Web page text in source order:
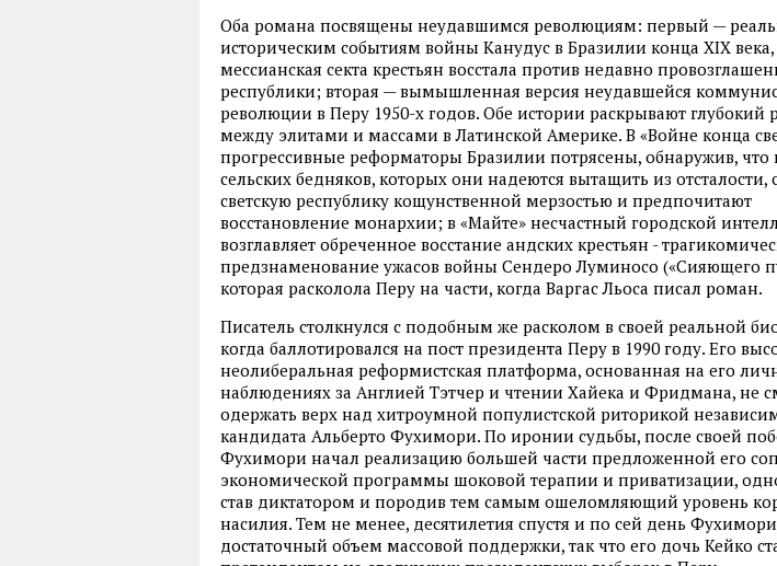
Оба романа посвящены неудавшимся революциям: первый —
историческим событиям войны Канудус в Бразилии конца XIX века,
мессианская секта крестьян восстала против недавно
республики; вторая — вымышленная версия неудавшейся
революции в Перу 1950-х годов. Обе истории раскрывают глубокий
между элитами и массами в Латинской Америке. В «Войне конца
прогрессивные реформаторы Бразилии потрясены, обнаружив, что
сельских бедняков, которых они надеются вытащить из отсталости,
светскую республику кощунственной мерзостью и предпочитают
восстановление монархии; в «Майте» несчастный городской
возглавляет обреченное восстание андских крестьян -
предзнаменование ужасов войны Сендеро Луминосо («Сияющего
которая расколола Перу на части, когда Варгас Льоса писал роман.
Писатель столкнулся с подобным же расколом в своей реальной
когда баллотировался на пост президента Перу в 1990 году. Его
неолиберальная реформистская платформа, основанная на его
наблюдениях за Англией Тэтчер и чтении Хайека и Фридмана, не
одержать верх над хитроумной популистской риторикой
кандидата Альберто Фухимори. По иронии судьбы, после своей
Фухимори начал реализацию большей части предложенной его
экономической программы шоковой терапии и приватизации,
став диктатором и породив тем самым ошеломляющий уровень
насилия. Тем не менее, десятилетия спустя и по сей день
достаточный объем массовой поддержки, так что его дочь Кейко